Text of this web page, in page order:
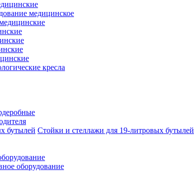
медицинское
кресла
Стойки и стеллажи для 19-литровых бутылей
оборудование